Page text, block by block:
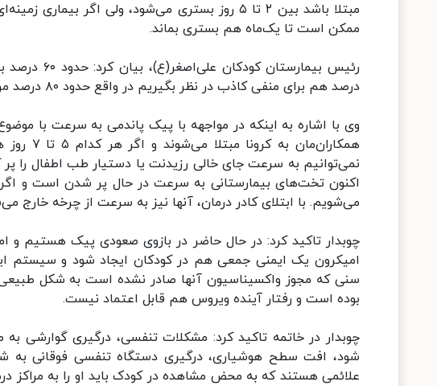
مبتلا باشد بین ۲ تا ۵ روز بستری می‌شود، ولی
ممکن است تا یک‌ماه هم بستری بماند.
درصد هم برای منفی کاذب در نظر بگیریم در واقع حدود ۸۰ درصد مراجعین اورژانس ما اکنون مبتلا به کرونا هستند.
وی با اشاره به اینکه در مواجهه با پیک پاندمی به سرعت با
نمی‌توانیم به سرعت جای خالی رزیدنت یا دستیار طب اطفال را
اکنون تخت‌های بیمارستانی به سرعت در حال پر شدن است و
می‌شویم. با ابتلای کادر درمان، آنها نیز به سرعت از چرخه
چوبدار تاکید کرد: در حال حاضر در بازوی صعودی پیک هستیم و
امیکرون یک ایمنی جمعی هم در کودکان ایجاد شود و سیستم
سنی که مجوز واکسیناسیون آنها صادر نشده است به شکل طبیعی
بوده است و رفتار آینده ویروس هم قابل اعتماد نیست.
چوبدار در خاتمه تاکید کرد: مشکلات تنفسی، درگیری
شود، افت سطح هوشیاری، درگیری دستگاه تنفسی فوقانی
علائمی هستند که به محض مشاهده در کودک باید او را به مراکز